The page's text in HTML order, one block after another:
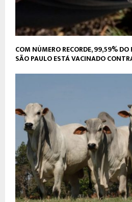
COM NÚMERO RECORDE, 99,59%
SÃO PAULO ESTÁ VACINADO